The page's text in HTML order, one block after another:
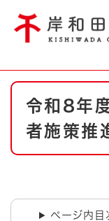
やさしい日本語
防災・
ハザー
本
令和8年
者施策推
ページ内目